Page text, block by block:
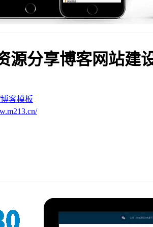
源分享博客网站建
客模板